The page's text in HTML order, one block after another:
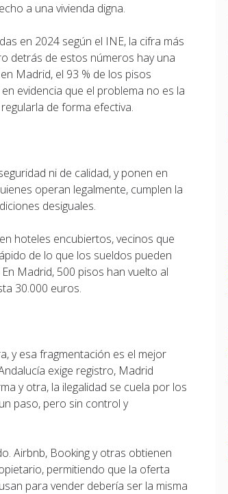
a una vivienda digna.
en 2024 según el INE, la cifra más
detrás de estos números hay una
Madrid, el 93 % de los pisos
evidencia que el problema no es la
de forma efectiva.
ni de calidad, y ponen en
operan legalmente, cumplen la
desiguales.
hoteles encubiertos, vecinos que
de lo que los sueldos pueden
Madrid, 500 pisos han vuelto al
30.000 euros.
y esa fragmentación es el mejor
exige registro, Madrid
y otra, la ilegalidad se cuela por los
paso, pero sin control y
Airbnb, Booking y otras obtienen
permitiendo que la oferta
para vender debería ser la misma